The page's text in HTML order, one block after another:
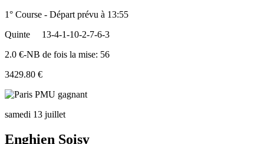
1° Course - Départ prévu à 13:55
Quinte
13-4-1-10-2-7-6-3
2.0 €-NB de fois la mise: 56
3429.80 €
samedi 13 juillet
Enghien Soisy